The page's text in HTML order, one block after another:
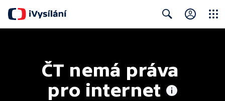
ČT nemá práva
pro internet